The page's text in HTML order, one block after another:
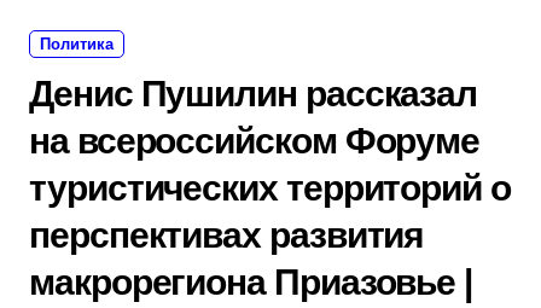
Политика
Денис Пушилин рассказал
на всероссийском Форуме
туристических территорий о
перспективах развития
макрорегиона Приазовье |